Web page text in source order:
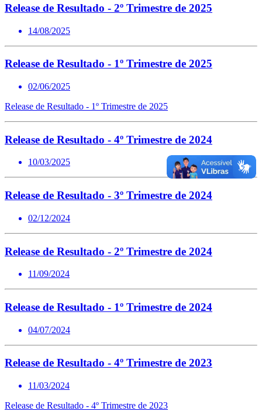
Release de Resultado - 2º Trimestre de 2025
14/08/2025
Release de Resultado - 1º Trimestre de 2025
02/06/2025
Release de Resultado - 1º Trimestre de 2025
Release de Resultado - 4º Trimestre de 2024
10/03/2025
Release de Resultado - 3º Trimestre de 2024
02/12/2024
Release de Resultado - 2º Trimestre de 2024
11/09/2024
Release de Resultado - 1º Trimestre de 2024
04/07/2024
Release de Resultado - 4º Trimestre de 2023
11/03/2024
Release de Resultado - 4º Trimestre de 2023